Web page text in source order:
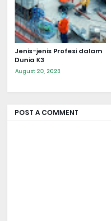
Jenis-jenis Profesi dalam
Dunia K3
August 20, 2023
POST A COMMENT